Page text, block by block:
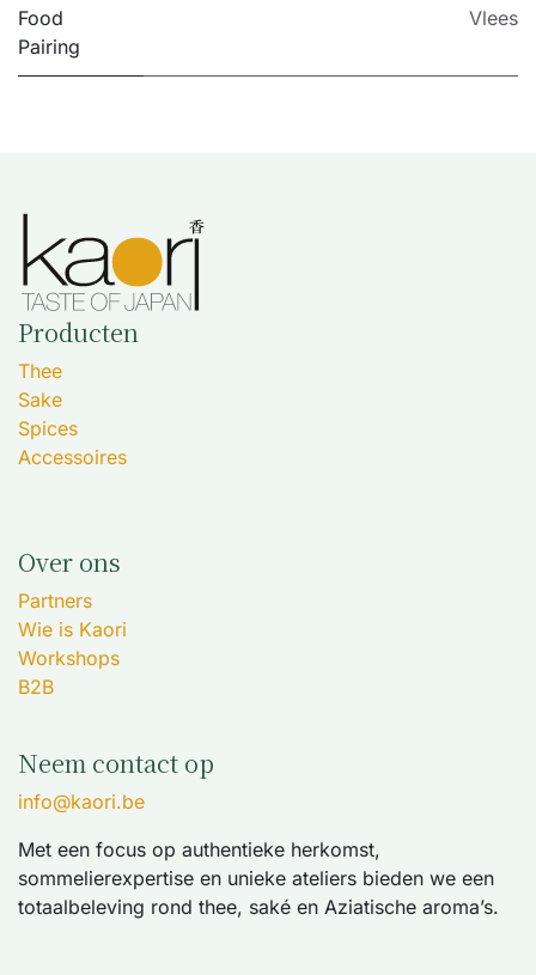
Food
Pairing
Vlees
Producten
Thee
Sake
Spices
Accessoires
Over ons
Partners
Wie is Kaori
Workshops
B2B
Neem contact op
info@kaori.be
Met een focus op authentieke herkomst,
sommelierexpertise en unieke ateliers bieden we een
totaalbeleving rond thee, saké en Aziatische aroma’s.